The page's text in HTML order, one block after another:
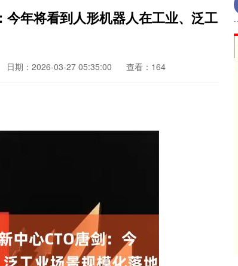
年将看到人形机器人在工业、泛工
日期：2026-03-27 05:35:00 查看：164